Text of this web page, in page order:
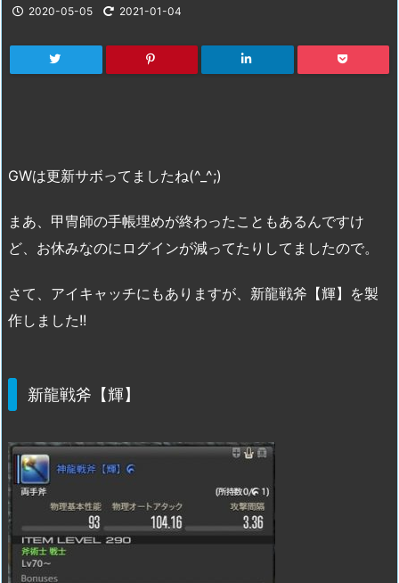
2020-05-05 2021-01-04
GWは更新サボってましたね(^_^;)
まあ、甲冑師の手帳埋めが終わったこともあるんですけ
ど、お休みなのにログインが減ってたりしてましたので。
さて、アイキャッチにもありますが、新龍戦斧【輝】を製
作しました!!
新龍戦斧【輝】